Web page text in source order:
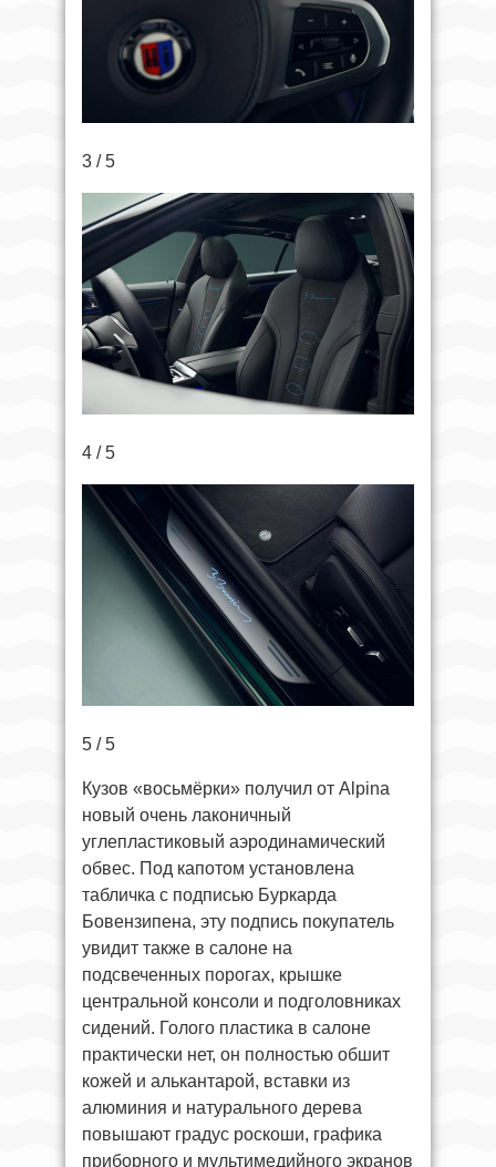
3 / 5
4 / 5
5 / 5
Кузов «восьмёрки» получил от Alpina
новый очень лаконичный
углепластиковый аэродинамический
обвес. Под капотом установлена
табличка с подписью Буркарда
Бовензипена, эту подпись покупатель
увидит также в салоне на
подсвеченных порогах, крышке
центральной консоли и подголовниках
сидений. Голого пластика в салоне
практически нет, он полностью обшит
кожей и алькантарой, вставки из
алюминия и натурального дерева
повышают градус роскоши, графика
приборного и мультимедийного экранов